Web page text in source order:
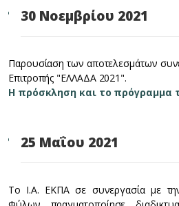
30 Νοεμβρίου 2021
Παρουσίαση των αποτελεσμάτων
Επιτροπής "ΕΛΛΑΔΑ 2021".
Η πρόσκληση και το πρόγραμμα
25 Μαΐου 2021
Το Ι.Α. ΕΚΠΑ σε συνεργασία με